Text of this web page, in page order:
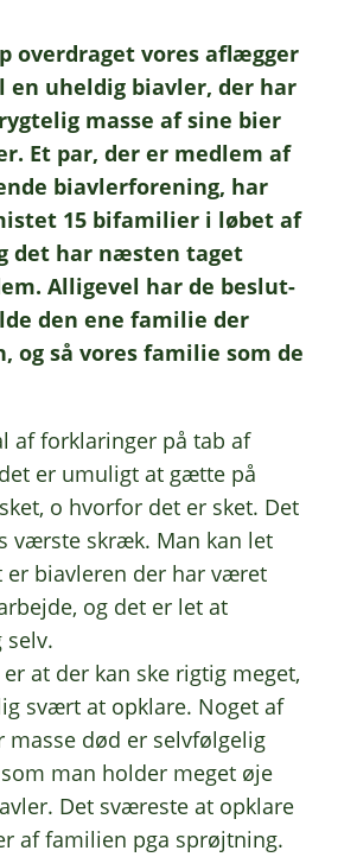
over­dra­get vores aflæg­ger
uhel­dig biav­ler, der har
masse af sine bier
Et par, der er medlem af
biav­ler­for­e­ning, har
15 bifa­mi­li­er i løbet af
det har næsten taget
Alli­ge­vel har de beslut­
den ene fami­lie der
og så vores fami­lie som de
af forkla­rin­ger på tab af
er umuligt at gætte på
o hvor­for det er sket. Det
værste skræk. Man kan let
biav­le­ren der har været
og det er let at
selv.
at der kan ske rigtig meget,
svært at opkla­re. Noget af
masse død er selv­føl­ge­lig
man holder meget øje
Det svære­ste at opkla­re
af fami­li­en pga sprøjt­ning.